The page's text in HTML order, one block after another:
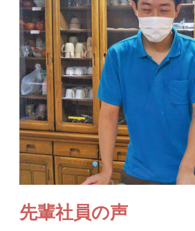
先輩社員の声